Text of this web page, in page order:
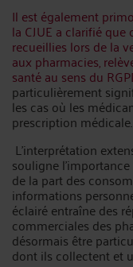
Il est également
la CJUE a clarifié
recueillies lors de la
aux pharmacies,
santé au sens du
particulièrement
les cas où les
prescription médicale.
L'interprétation
souligne
de la part des
informations
éclairé entraîne des
commerciales des
désormais être
dont ils collectent et